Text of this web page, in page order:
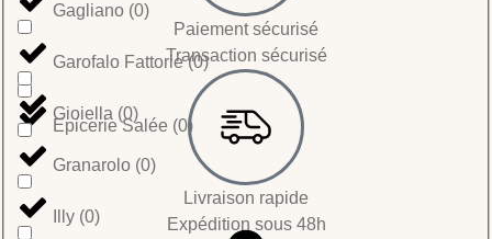
Epicerie Salée (0)
Gagliano (0)
Garofalo Fattorie(0)
Gioiella (0)
Granarolo (0)
Illy (0)
Paiement sécurisé
Transaction sécurisé
Livraison rapide
Expédition sous 48h